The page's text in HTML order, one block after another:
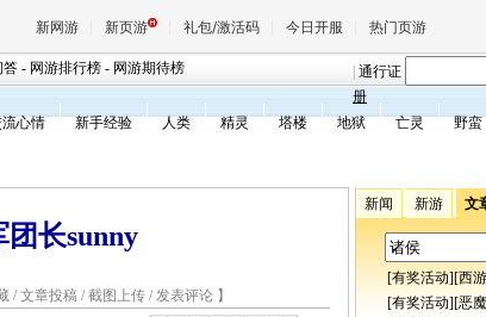
新网游 新页游 礼包/激活码 今日开服 热门页游
天堂 剑
王权与自由
答 - 网游排行榜 - 网游期待榜 通行证
册
心情 新手经验 人类 精灵 塔楼 地狱 亡灵 野蛮
长sunny
/ 文章投稿 / 截图上传/ 发表评论】
新闻 新游 文
[有奖活动][西
[有奖活动][恶